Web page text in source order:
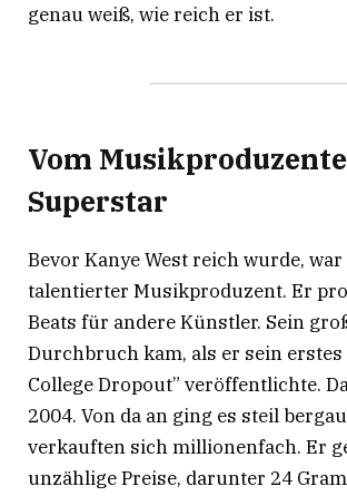
genau weiß, wie reich er ist.
Vom
Superstar
Bevor Kanye West reich wurde,
talentierter Musikproduzent. Er
Beats für andere Künstler. Sein
Durchbruch kam, als er sein erstes
College Dropout” veröffentlichte.
2004. Von da an ging es steil
verkauften sich millionenfach. Er
unzählige Preise, darunter 24